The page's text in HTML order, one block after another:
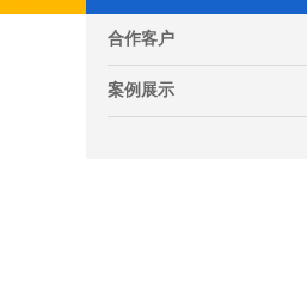
合作客户
案例展示